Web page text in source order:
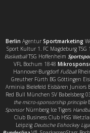
Berlin Agentur Sportmarketing
Sport Kultur 1. FC Magdeburg
BasketballTSG Hoffenheim
VFL Bochum 1848
Hannover-Burgdorf Fußball
Greuther Fürth BG Göttingen
Arminia Bielefeld Eisbären Juniors
Red Bull München SV Babelsberg
the micro-sponsorship principle
SponsorNürnberg Ice Tigers
Club Business Club HSG
Leipzig Deutsche Eishockey Liga